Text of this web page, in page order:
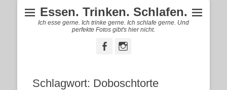
Essen. Trinken. Schlafen.
Ich esse gerne. Ich trinke gerne. Ich schlafe gerne. Und
perfekte Fotos gibt's hier nicht.
FacebookInstagram
Schlagwort: Doboschtorte